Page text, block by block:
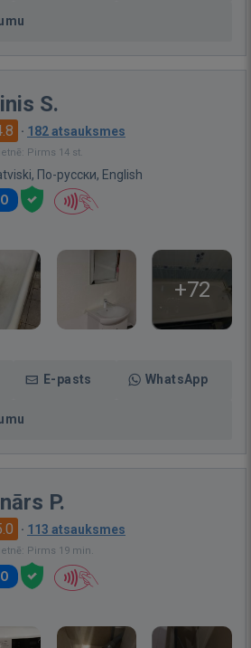
S.
· 182 atsauksmes
Pirms 14 st.
По-русски, English
+72
E-pasts WhatsApp
P.
· 113 atsauksmes
Pirms 19 min.